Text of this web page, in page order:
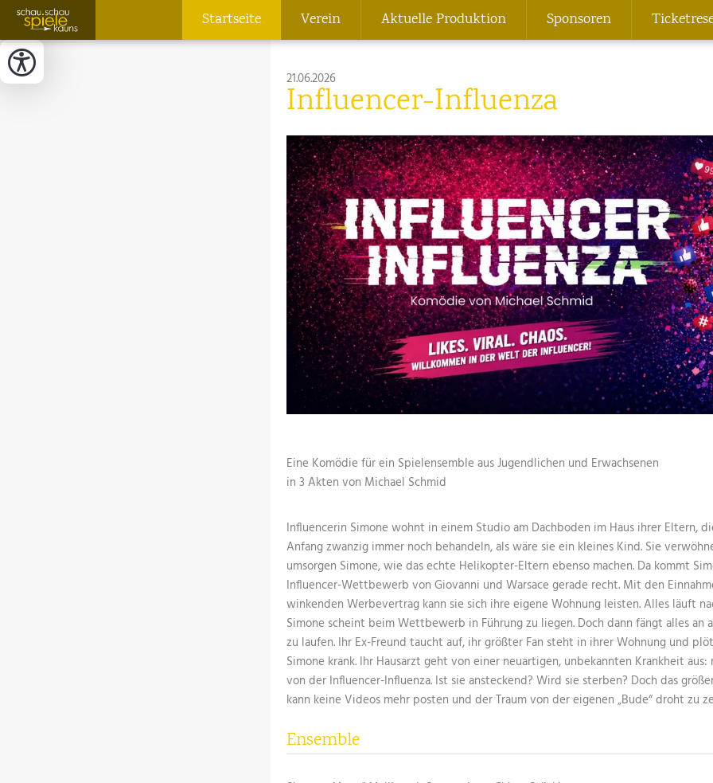
Startseite Verein Aktuelle Produktion Sponsoren
21.06.2026
Influencer-Influenza
Eine Komödie für ein Spielensemble aus Jugendlichen und Erwachsenen
in 3 Akten von Michael Schmid
Influencerin Simone wohnt in einem Studio am Dachboden im Haus ihrer Eltern,
Anfang zwanzig immer noch behandeln, als wäre sie ein kleines Kind. Sie
umsorgen Simone, wie das echte Helikopter-Eltern ebenso machen. Da kommt
Influencer-Wettbewerb von Giovanni und Warsace gerade recht. Mit den
winkenden Werbevertrag kann sie sich ihre eigene Wohnung leisten. Alles läuft
Simone scheint beim Wettbewerb in Führung zu liegen. Doch dann fängt alles an
zu laufen. Ihr Ex-Freund taucht auf, ihr größter Fan steht in ihrer Wohnung und
Simone krank. Ihr Hausarzt geht von einer neuartigen, unbekannten Krankheit aus:
von der Influencer-Influenza. Ist sie ansteckend? Wird sie sterben? Doch das
kann keine Videos mehr posten und der Traum von der eigenen „Bude“ droht zu
Ensemble